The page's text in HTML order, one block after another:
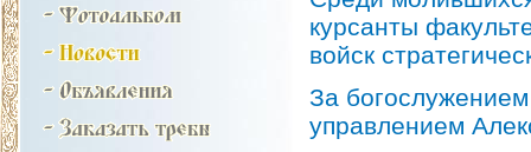
курсанты
войск
За
управлением